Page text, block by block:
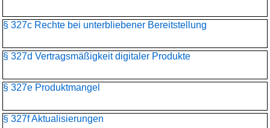
§ 327c Rechte bei unterbliebener Bereitstellung
§ 327d Vertragsmäßigkeit digitaler Produkte
§ 327e Produktmangel
§ 327f Aktualisierungen